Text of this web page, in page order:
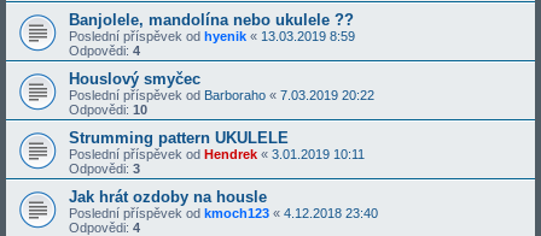
Banjolele, mandolína nebo ukulele ??
Poslední příspěvek od hyenik « 13.03.2019 8:59
Odpovědi: 4
Houslový smyčec
Poslední příspěvek od Barboraho « 7.03.2019 20:22
Odpovědi: 10
Strumming pattern UKULELE
Poslední příspěvek od Hendrek « 3.01.2019 10:11
Odpovědi: 3
Jak hrát ozdoby na housle
Poslední příspěvek od kmoch123 « 4.12.2018 23:40
Odpovědi: 4